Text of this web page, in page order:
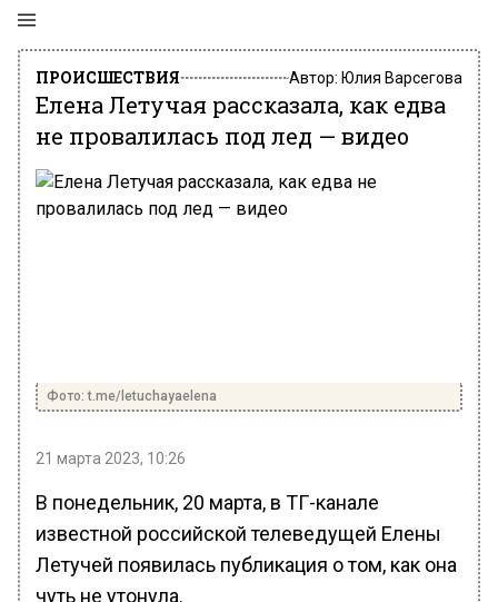
ПРОИСШЕСТВИЯ Автор: Юлия Варсегова
Елена Летучая рассказала, как едва
не провалилась под лед — видео
Фото: t.me/letuchayaelena
21 марта 2023, 10:26
В понедельник, 20 марта, в ТГ-канале
известной российской телеведущей Елены
Летучей появилась публикация о том, как она
чуть не утонула.